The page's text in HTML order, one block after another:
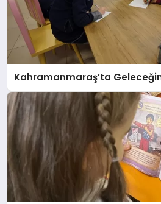
Kahramanmaraş’ta